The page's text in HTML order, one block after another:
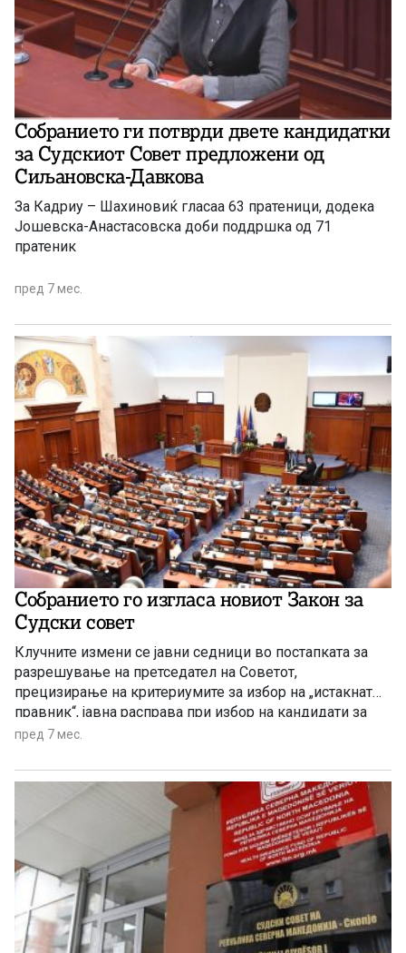
Собранието ги потврди двете кандидатки
за Судскиот Совет предложени од
Сиљановска-Давкова
За Кадриу – Шахиновиќ гласаа 63 пратеници, додека
Јошевска-Анастасовска доби поддршка од 71
пратеник
пред 7 мес.
Собранието го изгласа новиот Закон за
Судски совет
Клучните измени се јавни седници во постапката за
разрешување на претседател на Советот,
прецизирање на критериумите за избор на „истакнат
правник“, јавна расправа при избор на кандидати за
не-судски членови
пред 7 мес.